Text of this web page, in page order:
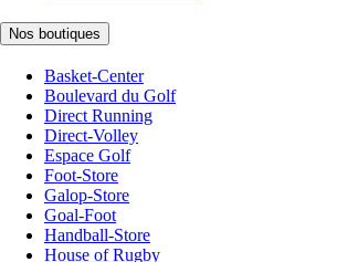
Nos boutiques
Basket-Center
Boulevard du Golf
Direct Running
Direct-Volley
Espace Golf
Foot-Store
Galop-Store
Goal-Foot
Handball-Store
House of Rugby